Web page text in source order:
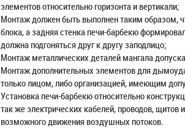
элементов относительно горизонта и вертикали;
Монтаж должен быть выполнен таким образом,
блока, а задняя стенка печи-барбекю
должна подгоняться друг к другу заподлицо;
Монтаж металлических деталей мангала
Монтаж дополнительных элементов для
только лицом, либо организацией, имеющим
Установка печи-барбекю относительно
так же электрических кабелей, проводов,
возможного движения воздушных потоков.